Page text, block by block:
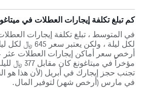
كم تبلغ تكلفة إيجارات العطلات في
لكل ليلة ، ولكن
أرخص سعر أماكن إيجارات العطلات عثر
مؤخراً في
تجنب حجز إيجارك في أبريل (لأن هذا هو
في مارس (أرخص شهر) لتوفير المال.